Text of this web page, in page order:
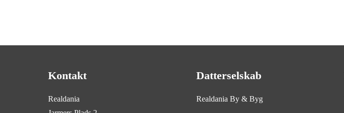
Kontakt
Realdania
Datterselskab
Realdania By & Byg